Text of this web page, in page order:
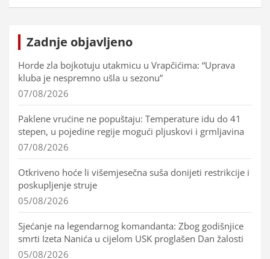
Zadnje objavljeno
Horde zla bojkotuju utakmicu u Vrapčićima: “Uprava
kluba je nespremno ušla u sezonu”
07/08/2026
Paklene vrućine ne popuštaju: Temperature idu do 41
stepen, u pojedine regije mogući pljuskovi i grmljavina
07/08/2026
Otkriveno hoće li višemjesečna suša donijeti restrikcije i
poskupljenje struje
05/08/2026
Sjećanje na legendarnog komandanta: Zbog godišnjice
smrti Izeta Nanića u cijelom USK proglašen Dan žalosti
05/08/2026